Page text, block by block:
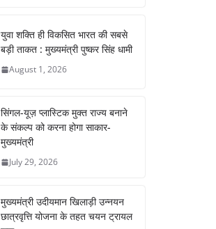
युवा शक्ति ही विकसित भारत की सबसे
बड़ी ताकत : मुख्यमंत्री पुष्कर सिंह धामी
August 1, 2026
सिंगल-यूज़ प्लास्टिक मुक्त राज्य बनाने
के संकल्प को करना होगा साकार-
मुख्यमंत्री
July 29, 2026
मुख्यमंत्री उदीयमान खिलाड़ी उन्नयन
छात्रवृत्ति योजना के तहत चयन ट्रायल